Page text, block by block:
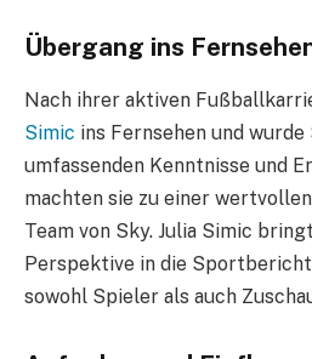
Übergang ins
Nach ihrer aktiven
Simic ins Fernsehen und
umfassenden Kenntnisse und
machten sie zu einer
Team von Sky. Julia Simic
Perspektive in die
sowohl Spieler als auch